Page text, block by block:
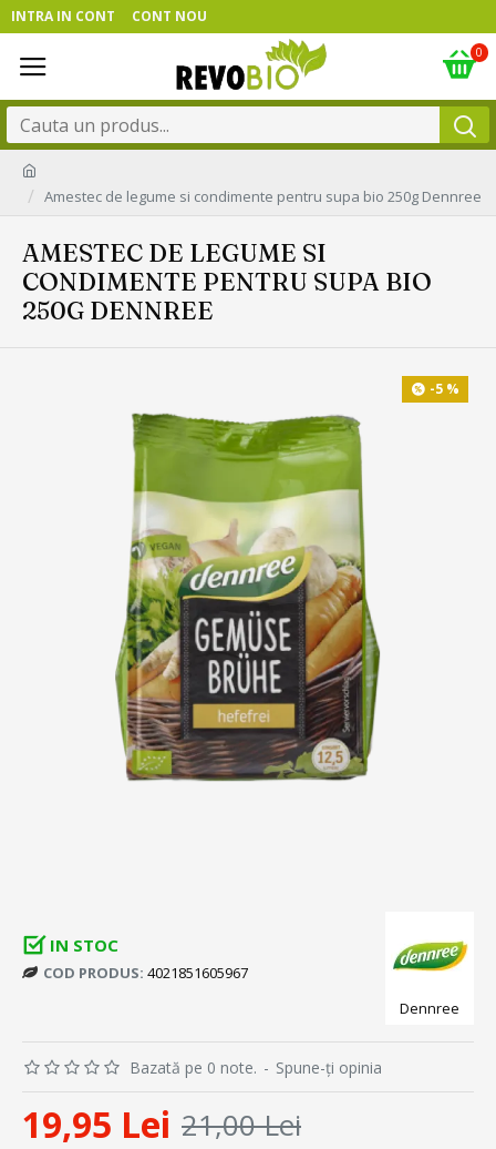
INTRA IN CONT CONT NOU
0
Amestec de legume si condimente pentru supa bio 250g Dennree
AMESTEC DE LEGUME SI
CONDIMENTE PENTRU SUPA BIO
250G DENNREE
-5 %
IN STOC
COD PRODUS: 4021851605967
Dennree
Bazată pe 0 note. - Spune-ţi opinia
19,95 Lei 21,00 Lei